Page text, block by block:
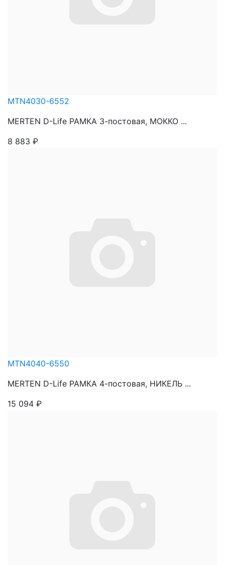
MTN4030-6552
MERTEN D-Life РАМКА 3-постовая, МОККО ...
8 883 ₽
MTN4040-6550
MERTEN D-Life РАМКА 4-постовая, НИКЕЛЬ ...
15 094 ₽